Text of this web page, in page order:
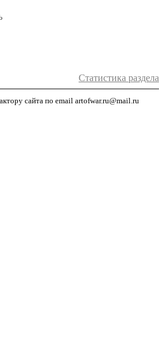
Статистика раздела
сайта по email artofwar.ru@mail.ru